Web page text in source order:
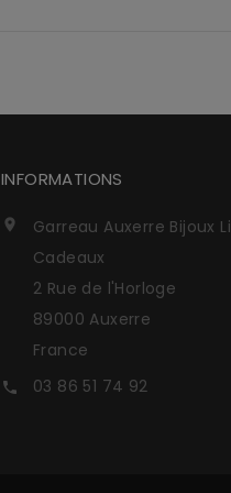
INFORMATIONS

Garreau Auxerre Bijoux
Cadeaux
2 Rue de l'Horloge
89000 Auxerre
France
 03 86 51 74 92